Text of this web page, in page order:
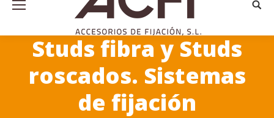
Studs fibra y Studs
roscados. Sistemas
de fijación